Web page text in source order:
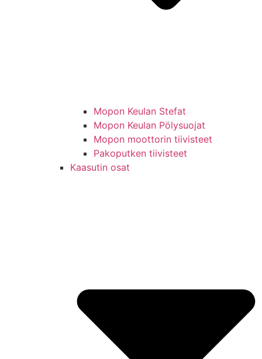
Mopon Keulan Stefat
Mopon Keulan Pölysuojat
Mopon moottorin tiivisteet
Pakoputken tiivisteet
Kaasutin osat